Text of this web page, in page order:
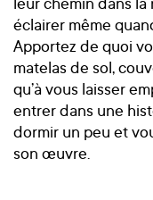
éclairer même
Apportez de quoi
matelas de sol,
qu’à vous laisser
entrer dans une
dormir un peu et
son œuvre.